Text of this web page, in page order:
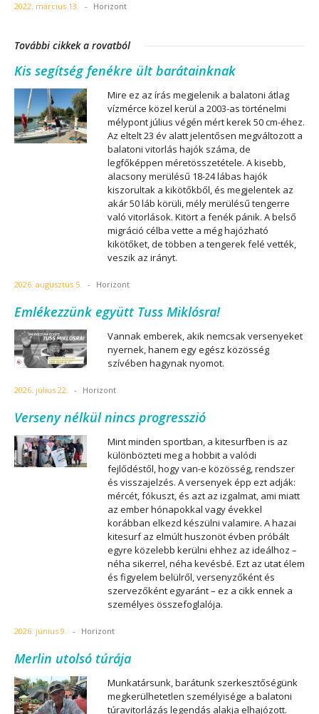
2022. március 13. - Horizont
További cikkek a rovatból
Kis segítség fenékre ült barátainknak
Mire ez az írás megjelenik a balatoni átlag
vízmérce közel kerül a 2003-as történelmi
mélypont július végén mért kerek 50 cm-éhez.
Az eltelt 23 év alatt jelentősen megváltozott a
balatoni vitorlás hajók száma, de
legfőképpen méretösszetétele. A kisebb,
alacsony merülésű 18-24 lábas hajók
kiszorultak a kikötőkből, és megjelentek az
akár 50 láb körüli, mély merülésű tengerre
való vitorlások. Kitört a fenék pánik. A belső
migráció célba vette a még hajózható
kikötőket, de többen a tengerek felé vették,
veszik az irányt.
2026. augusztus 5. - Horizont
Emlékezzünk együtt Tuss Miklósra!
Vannak emberek, akik nemcsak versenyeket
nyernek, hanem egy egész közösség
szívében hagynak nyomot.
2026. július 22. - Horizont
Verseny nélkül nincs progresszió
Mint minden sportban, a kitesurfben is az
különbözteti meg a hobbit a valódi
fejlődéstől, hogy van-e közösség, rendszer
és visszajelzés. A versenyek épp ezt adják:
mércét, fókuszt, és azt az izgalmat, ami miatt
az ember hónapokkal vagy évekkel
korábban elkezd készülni valamire. A hazai
kitesurf az elmúlt huszonöt évben próbált
egyre közelebb kerülni ehhez az ideálhoz –
néha sikerrel, néha kevésbé. Ezt az utat élem
és figyelem belülről, versenyzőként és
szervezőként egyaránt – ez a cikk ennek a
személyes összefoglalója.
2026. június 9. - Horizont
Merlin utolsó túrája
Munkatársunk, barátunk szerkesztőségünk
megkerülhetetlen személyisége a balatoni
túravitorlázás legendás alakja elhajózott.